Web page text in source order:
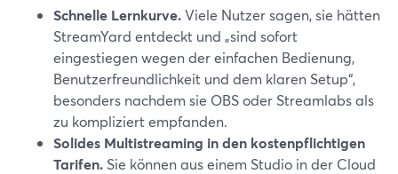
Schnelle Lernkurve.Viele Nutzer sagen, sie hätten
StreamYard entdeckt und „sind sofort
eingestiegen wegen der einfachen Bedienung,
Benutzerfreundlichkeit und dem klaren Setup“,
besonders nachdem sie OBS oder Streamlabs als
zu kompliziert empfanden.
Solides Multistreaming in den kostenpflichtigen
Tarifen. Sie können aus einem Studio in der Cloud